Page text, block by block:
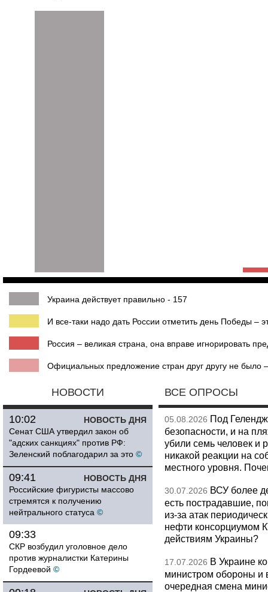
Украина действует правильно - 157
И все-таки надо дать России отметить день Победы –
Россия – великая страна, она вправе игнорировать
Официальных предложение стран друг другу не было
НОВОСТИ
НОВОСТЬ ДНЯ
10:02
Сенат США утвердил закон об
"адских санкциях" против РФ:
Зеленский поблагодарил за это ©
НОВОСТЬ ДНЯ
09:41
Российские фигуристы массово
стремятся к получению
нейтрального статуса ©
09:33
СКР возбудил уголовное дело
против журналистки Катерины
Гордеевой ©
ВСЕ ОПРОСЫ
05.08.2026 Под
безопасности, и на
убили семь человек и
никакой реакции на
местного уровня.
30.07.2026 ВСУ более
есть пострадавшие,
из-за атак
нефти консорциумом
действиям Украины?
17.07.2026 В Украине
министром обороны и
очередная смена